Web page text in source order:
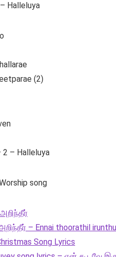
Halleluya
(2)
2 – Halleluya
song
– Ennai thoorathil
Song Lyrics